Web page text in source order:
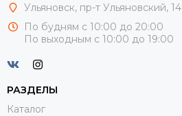
Ульяновск, пр-т Ульяновский, 14
По будням с 10:00 до 20:00
По выходным с 10:00 до 19:00
РАЗДЕЛЫ
Каталог